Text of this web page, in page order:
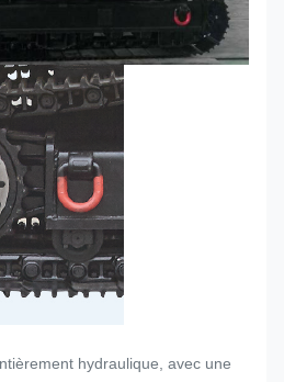
hydraulique, avec une